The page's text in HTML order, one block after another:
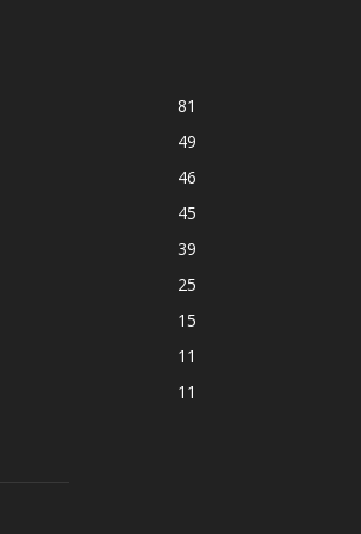
81
49
46
45
39
25
15
11
11